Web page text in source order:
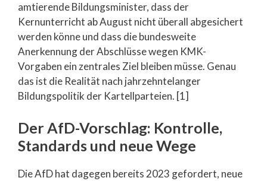
amtierende Bildungsminister, dass der
Kernunterricht ab August nicht überall abgesichert
werden könne und dass die bundesweite
Anerkennung der Abschlüsse wegen KMK-
Vorgaben ein zentrales Ziel bleiben müsse. Genau
das ist die Realität nach jahrzehntelanger
Bildungspolitik der Kartellparteien. [1]
Der AfD-Vorschlag: Kontrolle,
Standards und neue Wege
Die AfD hat dagegen bereits 2023 gefordert, neue